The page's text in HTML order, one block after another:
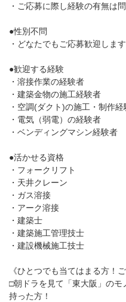
・ご応募に際し経験の有無は
●性別不問
・どなたでもご応募歓迎します
●歓迎する経験
・溶接作業の経験者
・建築金物の施工経験者
・空調(ダクト)の施工・制作経
・電気（弱電）の経験者
・ベンディングマシン経験者
●活かせる資格
・フォークリフト
・天井クレーン
・ガス溶接
・アーク溶接
・建築士
・建築施工管理技士
・建設機械施工技士
《ひとつでも当てはまる方！
□朝ドラを見て「東大阪」のモ
持った方！